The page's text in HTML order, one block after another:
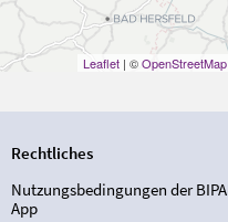
Leaflet| ©OpenStreetMap
Rechtliches
Nutzungsbedingungen der
App